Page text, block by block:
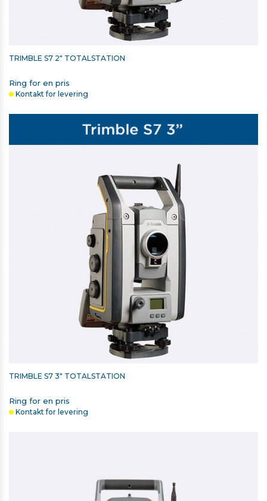
TRIMBLE S7 2" TOTALSTATION
Ring for en pris
Kontakt for levering
TRIMBLE S7 3" TOTALSTATION
Ring for en pris
Kontakt for levering